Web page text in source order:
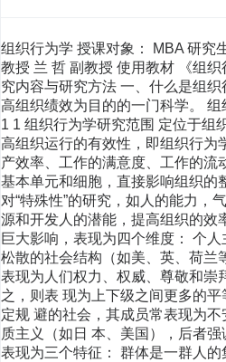
组织行为学 授课对象： MBA 研究生 课程性质： MBA核心课程 学时数： 54学时 授课教师： 李培煊 教 授 刘士奇 教 授 叶 龙 副教授 兰 哲 副教授 使用教材 《组织行为学》（美） 斯蒂芬P罗宾斯 著 第一章 组织行为学概述 第一节 组织行为学的概念、研究内容与研究方法 一、什么是组织行为学 组织行为学是研究在组织系统内，个体、群体及结构对组织内人的行为的影响，以提高组织绩效为目的的一门科学。 组织行为学可以作以下表述： 组织行为学是一个研究领域，具有综合性、应用性的学科特点。 1 1 组织行为学研究范围 定位于组织系统。 组织行为学研究的重点 组织中的行为特征及其规律性。 组织行为学研究的目的 提高组织运行的有效性，即组织行为学的自变量可以理解为个体行为，群体行为，组织行为。 而组织行为学的因变量可以包括生产效率、工作的满意度、工作的流动性、缺勤情况等四项因素。 二、组织行为学研究的主要内容 1 个体行为 个体是组成组织的基本单元和细胞，直接影响组织的整体素质。 人的行为存在着共性与特殊性。 对“共性”的研究是组织决策重要的依据条件。 对“特殊性”的研究，如人的能力，气质，知觉与态度，乃至价值观等差异的研究，有助于更好地运用激励机制，合理运用人力资源和开发人的潜能，提高组织的效率。 美国学者霍夫斯德（Greet Hotstede）认为，人的个性受到态度、价值观、文化差异的巨大影响，表现为四个维度： 个人主义/集体主义 前者强调以个人为核心，趋向建立 松散的社会结构（如美、英、荷兰等）。 松散的社会结构（如美、英、荷兰等）。 后者强调集体为核心，趋向建立紧密型的 社会机构（如诸多亚洲国家）。 权力距离 表现为人们权力、权威、尊敬和崇拜的 程度。权力距离大的社会，人群表现为组 织内权力差异的认可以及对权威的尊重。 反之，则表 现为上下级之间更多的平等。 确定性规避 表现为社会人群对社会前景的估计以及 对待风险和安全感的态度。高不确定规 避的社会，其成员常表现为不安，并能 对风险泰然处之（如瑞士、北欧等国）。 生活数量与生活质量 前者强调自信和物质主义（如日 本、美国），后者强调人与人之间关系的 和谐与相互关心（如北欧国家）。 2 群体行为 群体是指个人的集合。表现为三个特征： 群体是一群人的集合。 群体的存在有一定的目的性。 群体中的成员相互影响，相互依存，有着内在的联 系。 对群体行为的研究是在个体行为研究的基础上发展 起来的，其内容包括群体动力理论，群体的决策、沟 通冲突、群体的人际关系。群体行为的研究有助于工 作团队的建设，塑造高绩效的团队。 3 领导行为 领导者作为群体和组织中的领袖和首脑，在组织 建设和提高绩效方面，发挥着核心作用。 对领导行为的研究，侧重于介绍权力和政治的概念， 关领导特质，行为和应变（权变）理论以及当代有关 领导研究的最新观点。 4 组织行为 组织在概念上是指群体的集合。 对组织行为的概念包括古典的、现代的的组织理论基本观点。 6 6 组织设计对员工的影响。 组织的发展与变革。 组织文化建设等。 三、组织行为学的研究方法 对组织行为的研究通常是传统方法和现代方法的有机结合。 1、观察法：运用感官器官对人的行为进行观察与分析。 优点：方法简单，使用方便，效果直观。 缺点：往往缺乏深刻性和准确性。 2、访谈调查法：运用口头的信息沟通方式（个别访谈， 调查会），传递与交流，分析人的心理与行为。 缺点：无法完全避免主观因素，暗示，诱导所形成 的信息失真。 3、问卷法：运用标准的问卷量表对人的心理与行为进 行分析与调查。问卷的形式多种多样。例 如五等分法等，如图所示： 优点：双向沟通，加强感情交流，增加相互了解。 最支持 支持 中立 反对 最反对 +2 +1 0 -1 -2 优点：应用范围广，可以对较大规模的人的心理、 行为、态度进行分析与调查，并能运用数据 分析方法将定性问题定量化。 缺点：问卷设计要力求标准与科学，同时需要被调查 者的积极配合，避免随意性。 4、试验法和心理测试法：运用标准的测验量表，以及必 要的试验设备，创造必要的条件，在实验室或 现场对人的心理与行为进行测试与分析。 优点：方法科学，严谨，有一定的准确性。 缺点：复杂，繁琐，难以大面积推广。 5、个案分析法：运用个案调查、综合分析、案例研究 等手段，对人们的心理与行为作出全面分析与评估。 优点：对人的